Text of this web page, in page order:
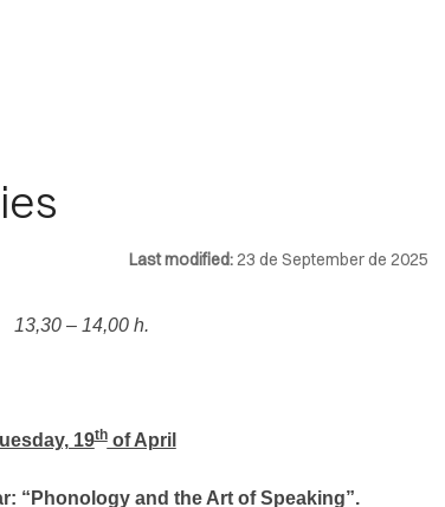
Last modified:23 de September de 2025
13,30 – 14,00 h.
19thof April
“Phonology and the Art of Speaking”.